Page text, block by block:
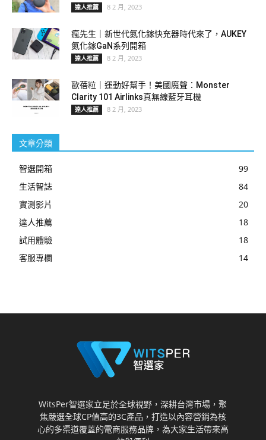
達人推薦 8 2 月, 2023
瘋先生｜新世代氮化鎵快充器時代來了，AUKEY
氮化鎵GaN系列開箱
達人推薦 8 2 月, 2023
歐蓓粒｜運動好幫手！美國魔聲：Monster
Clarity 101 Airlinks真無線藍牙耳機
達人推薦 8 2 月, 2023
文章分類
智選開箱
99
生活智誌
84
實測影片
20
達人推薦
18
試用體驗
18
客服專欄
14
WitsPer智選家立足於全球視野，深耕台灣市場，聚
焦嚴選全球CP值高的3C產品，打造以內容營銷為核
心的多渠道覆蓋的電商服務品牌，為大家生活帶來高